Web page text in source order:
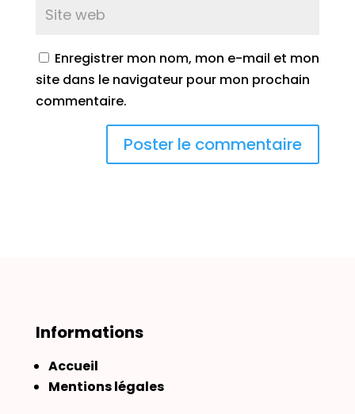
Enregistrer mon nom, mon e-mail et mon
site dans le navigateur pour mon prochain
commentaire.
Informations
Accueil
Mentions légales